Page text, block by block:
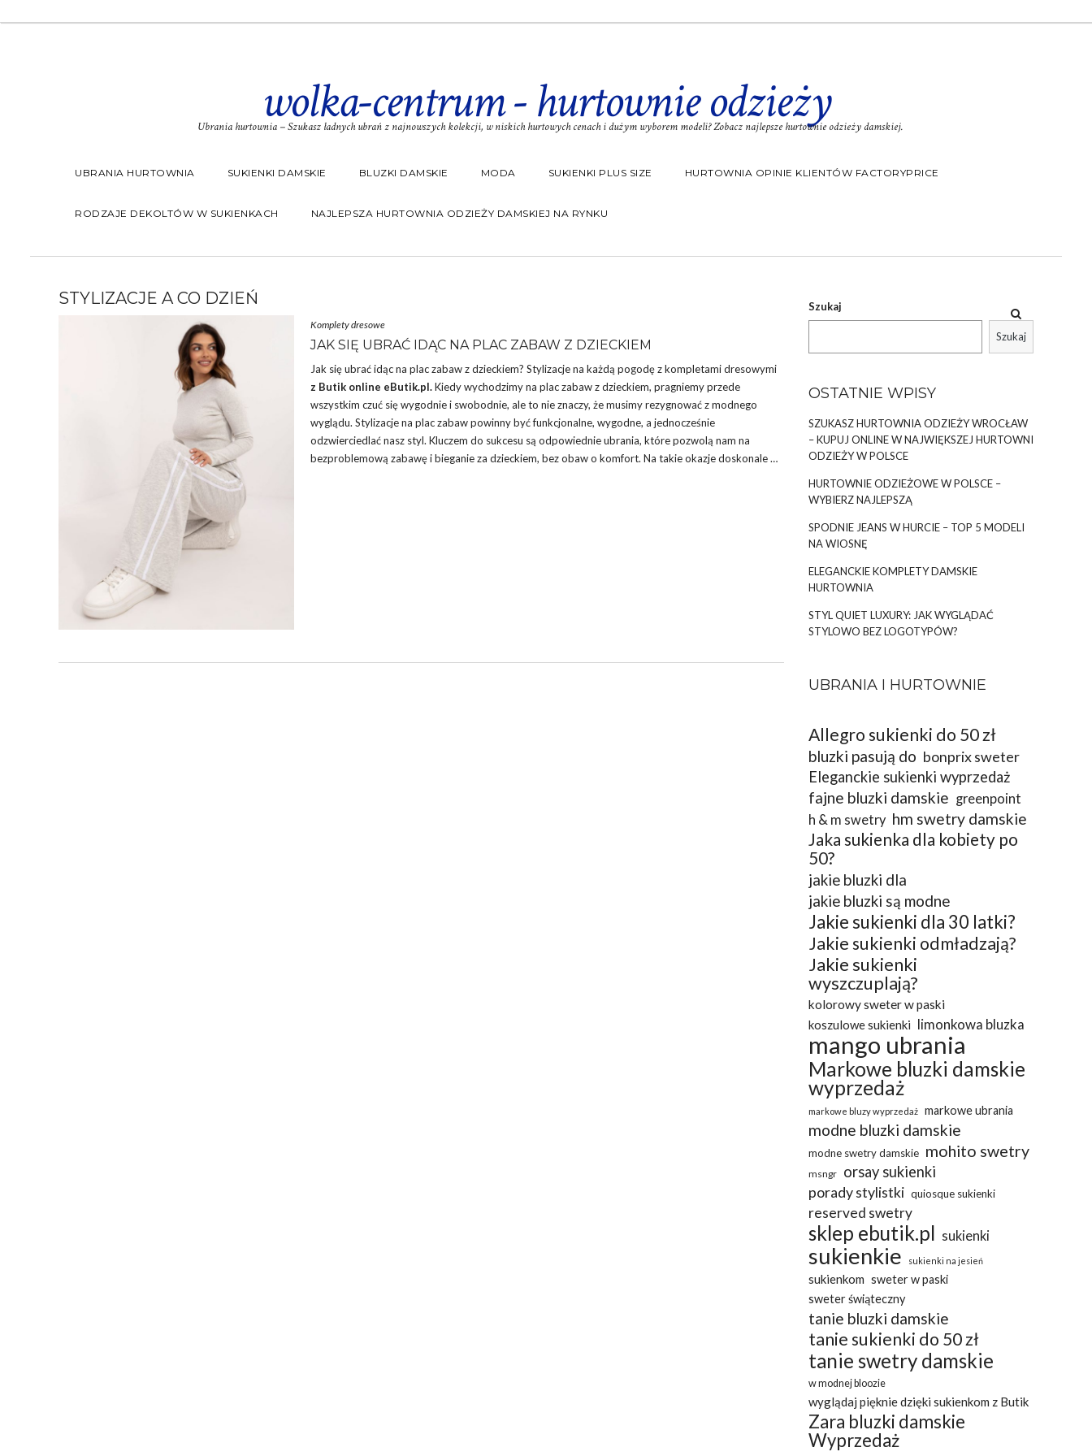
wolka-centrum - hurtownie odzieży
Ubrania hurtownia – Szukasz ładnych ubrań z najnowszych kolekcji, w niskich hurtowych cenach i dużym wyborem modeli? Zobacz najlepsze hurtownie odzieży damskiej.
UBRANIA HURTOWNIA SUKIENKI DAMSKIE BLUZKI DAMSKIE MODA SUKIENKI PLUS SIZE HURTOWNIA OPINIE KLIENTÓW FACTORYPRICE
RODZAJE DEKOLTÓW W SUKIENKACH NAJLEPSZA HURTOWNIA ODZIEŻY DAMSKIEJ NA RYNKU
STYLIZACJE A CO DZIEŃ
Komplety dresowe
JAK SIĘ UBRAĆ IDĄC NA PLAC ZABAW Z DZIECKIEM
Jak się ubrać idąc na plac zabaw z dzieckiem? Stylizacje na każdą pogodę z kompletami dresowymi
z Butik online eButik.pl.Kiedy wychodzimy na plac zabaw z dzieckiem, pragniemy przede
wszystkim czuć się wygodnie i swobodnie, ale to nie znaczy, że musimy rezygnować z modnego
wyglądu. Stylizacje na plac zabaw powinny być funkcjonalne, wygodne, a jednocześnie
odzwierciedlać nasz styl. Kluczem do sukcesu są odpowiednie ubrania, które pozwolą nam na
bezproblemową zabawę i bieganie za dzieckiem, bez obaw o komfort. Na takie okazje doskonale …
Szukaj
Szukaj
OSTATNIE WPISY
SZUKASZ HURTOWNIA ODZIEŻY WROCŁAW
– KUPUJ ONLINE W NAJWIĘKSZEJ HURTOWNI
ODZIEŻY W POLSCE
HURTOWNIE ODZIEŻOWE W POLSCE –
WYBIERZ NAJLEPSZĄ
SPODNIE JEANS W HURCIE – TOP 5 MODELI
NA WIOSNĘ
ELEGANCKIE KOMPLETY DAMSKIE
HURTOWNIA
STYL QUIET LUXURY: JAK WYGLĄDAĆ
STYLOWO BEZ LOGOTYPÓW?
UBRANIA I HURTOWNIE
Allegro sukienki do 50 zł
bluzki pasują do bonprix sweter
Eleganckie sukienki wyprzedaż
fajne bluzki damskie greenpoint
h & m swetry hm swetry damskie
Jaka sukienka dla kobiety po
50?
jakie bluzki dla
jakie bluzki są modne
Jakie sukienki dla 30 latki?
Jakie sukienki odmładzają?
Jakie sukienki
wyszczuplają?
kolorowy sweter w paski
koszulowe sukienki limonkowa bluzka
mango ubrania
Markowe bluzki damskie
wyprzedaż
markowe bluzy wyprzedaż markowe ubrania
modne bluzki damskie
modne swetry damskie mohito swetry
msngr
orsay sukienki
porady stylistki quiosque sukienki
reserved swetry
sklep ebutik.pl sukienki
sukienkie sukienki na jesień
sukienkom sweter w paski
sweter świąteczny
tanie bluzki damskie
tanie sukienki do 50 zł
tanie swetry damskie
w modnej bloozie
wyglądaj pięknie dzięki sukienkom z Butik
Zara bluzki damskie
Wyprzedaż